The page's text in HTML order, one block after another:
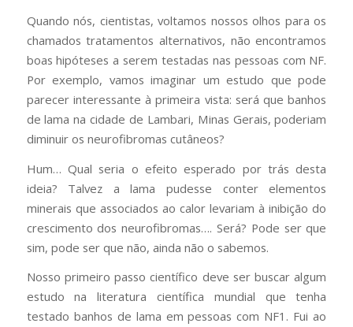
Quando nós, cientistas, voltamos nossos olhos para os
chamados tratamentos alternativos, não encontramos
boas hipóteses a serem testadas nas pessoas com NF.
Por exemplo, vamos imaginar um estudo que pode
parecer interessante à primeira vista: será que banhos
de lama na cidade de Lambari, Minas Gerais, poderiam
diminuir os neurofibromas cutâneos?
Hum… Qual seria o efeito esperado por trás desta
ideia? Talvez a lama pudesse conter elementos
minerais que associados ao calor levariam à inibição do
crescimento dos neurofibromas…. Será? Pode ser que
sim, pode ser que não, ainda não o sabemos.
Nosso primeiro passo científico deve ser buscar algum
estudo na literatura científica mundial que tenha
testado banhos de lama em pessoas com NF1. Fui ao